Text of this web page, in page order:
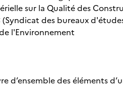
sur la Qualité des
des bureaux
l'Environnement
des éléments